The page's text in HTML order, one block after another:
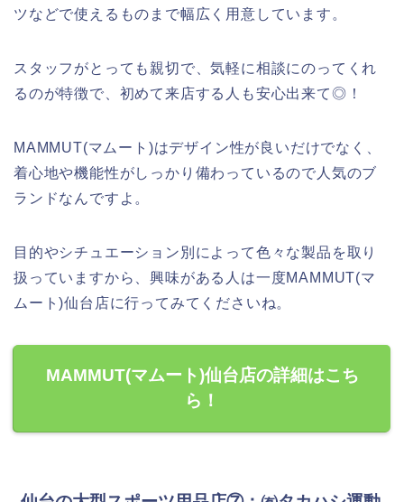
ツなどで使えるものまで幅広く用意しています。
スタッフがとっても親切で、気軽に相談にのってくれ
るのが特徴で、初めて来店する人も安心出来て◎！
MAMMUT(マムート)はデザイン性が良いだけでなく、
着心地や機能性がしっかり備わっているので人気のブ
ランドなんですよ。
目的やシチュエーション別によって色々な製品を取り
扱っていますから、興味がある人は一度MAMMUT(マ
ムート)仙台店に行ってみてくださいね。
MAMMUT(マムート)仙台店の詳細はこち
ら！